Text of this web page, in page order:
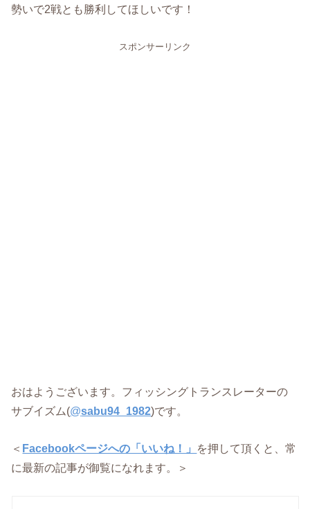
勢いで2戦とも勝利してほしいです！
スポンサーリンク
おはようございます。フィッシングトランスレーターの
サブイズム(@sabu94_1982)です。
＜ Facebookページへの「いいね！」 を押して頂くと、常
に最新の記事が御覧になれます。＞